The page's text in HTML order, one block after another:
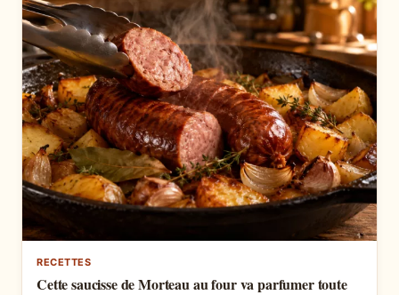
RECETTES
Cette saucisse de Morteau au four va parfumer toute